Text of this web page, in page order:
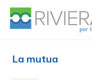
La mutua